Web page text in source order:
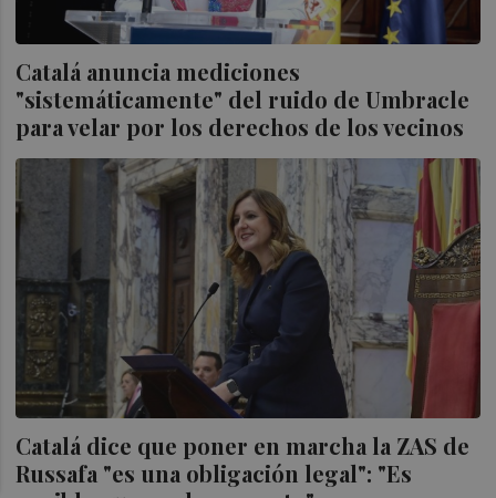
Catalá anuncia mediciones
"sistemáticamente" del ruido de Umbracle
para velar por los derechos de los vecinos
Catalá dice que poner en marcha la ZAS de
Russafa "es una obligación legal": "Es